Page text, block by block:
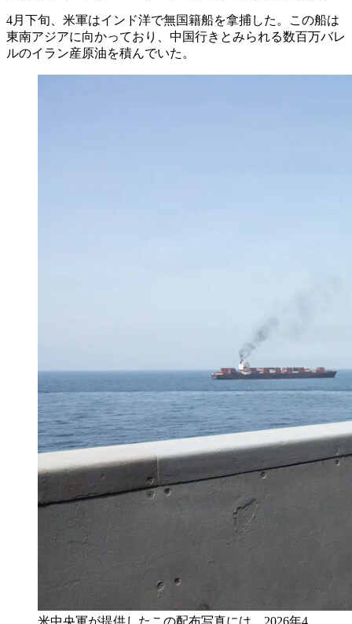
4月下旬、米軍はインド洋で無国籍船を拿捕した。この船は
東南アジアに向かっており、中国行きとみられる数百万バレ
ルのイラン産原油を積んでいた。